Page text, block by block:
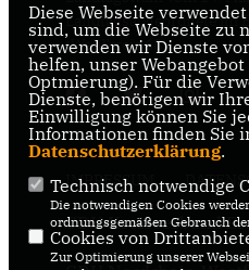
Landtagsabgeordnete im
(Wahlkreis 68).
IMPRESSUM
CDU Kreisverband
Diese Webseite
sind, um die Webseite zu
verwenden wir Dienste
helfen, unser
Optmierung). Für die
Dienste, benötigen wir
Einwilligung können Sie
Informationen finden Sie
Datenschutzerklärung.
Technisch notwendige
Die notwendigen Cookies
ordnungsgemäßen Gebrauch
Cookies von
Zur Optimierung unserer